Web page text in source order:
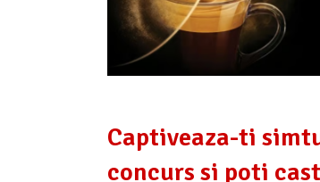
Captiveaza-ti
concurs si poti